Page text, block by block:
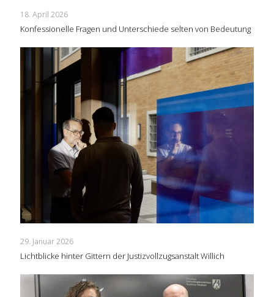
18. April 2026
Konfessionelle Fragen und Unterschiede selten von Bedeutung
29. Januar 2026
Lichtblicke hinter Gittern der Justizvollzugsanstalt Willich